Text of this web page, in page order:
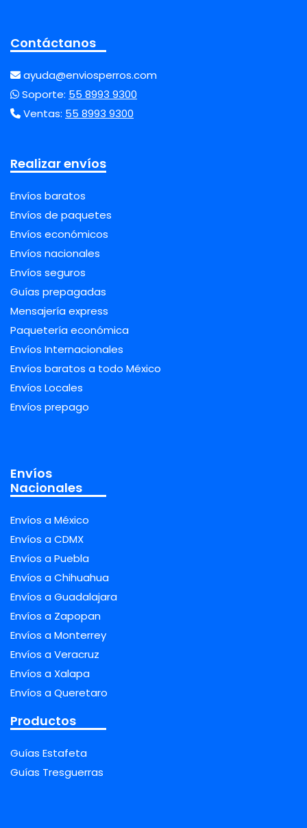
Contáctanos
ayuda@enviosperros.com
Soporte: 55 8993 9300
Ventas: 55 8993 9300
Realizar envíos
Envíos baratos
Envíos de paquetes
Envíos económicos
Envíos nacionales
Envíos seguros
Guías prepagadas
Mensajería express
Paquetería económica
Envíos Internacionales
Envíos baratos a todo México
Envíos Locales
Envíos prepago
Envíos
Nacionales
Envíos a México
Envíos a CDMX
Envíos a Puebla
Envíos a Chihuahua
Envíos a Guadalajara
Envíos a Zapopan
Envíos a Monterrey
Envíos a Veracruz
Envíos a Xalapa
Envíos a Queretaro
Productos
Guías Estafeta
Guías Tresguerras